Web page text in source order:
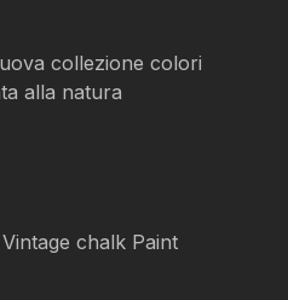
collezione colori
alla natura
chalk Paint